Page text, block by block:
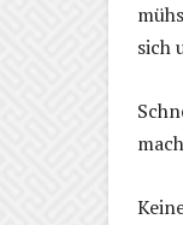
sich